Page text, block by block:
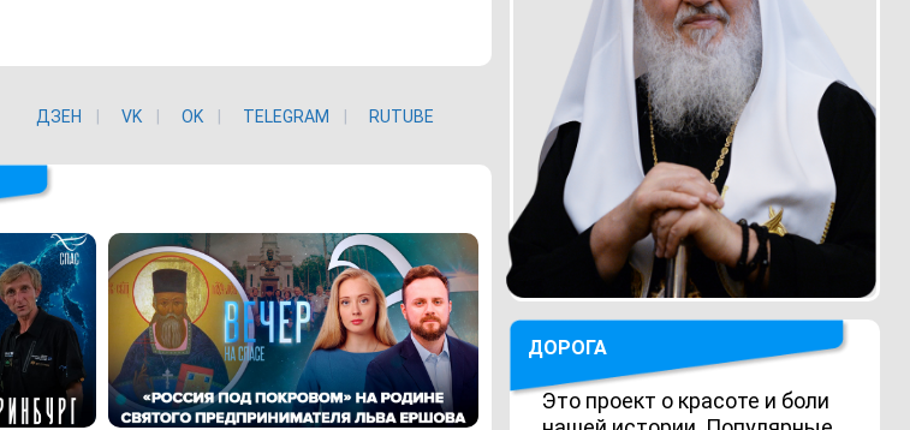
ДЗЕН VK ОK TELEGRAM RUTUBE
ДОРОГА
Это проект о красоте и боли